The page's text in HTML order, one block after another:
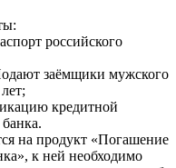
российского
заёмщики мужского
кредитной
на продукт «Погашение
к ней необходимо